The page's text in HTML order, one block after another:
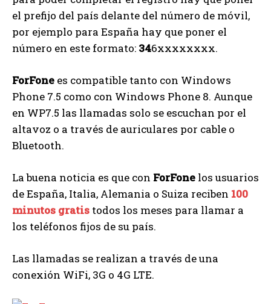
el prefijo del país delante del número de móvil,
por ejemplo para España hay que poner el
número en este formato: 346xxxxxxxx.
ForFone es compatible tanto con Windows
Phone 7.5 como con Windows Phone 8. Aunque
en WP7.5 las llamadas solo se escuchan por el
altavoz o a través de auriculares por cable o
Bluetooth.
La buena noticia es que con ForFone los usuarios
de España, Italia, Alemania o Suiza reciben 100
minutos gratis todos los meses para llamar a
los teléfonos fijos de su país.
Las llamadas se realizan a través de una
conexión WiFi, 3G o 4G LTE.